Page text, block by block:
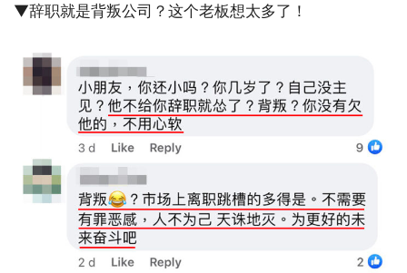
▼辞职就是背叛公司？这个老板想太多了！